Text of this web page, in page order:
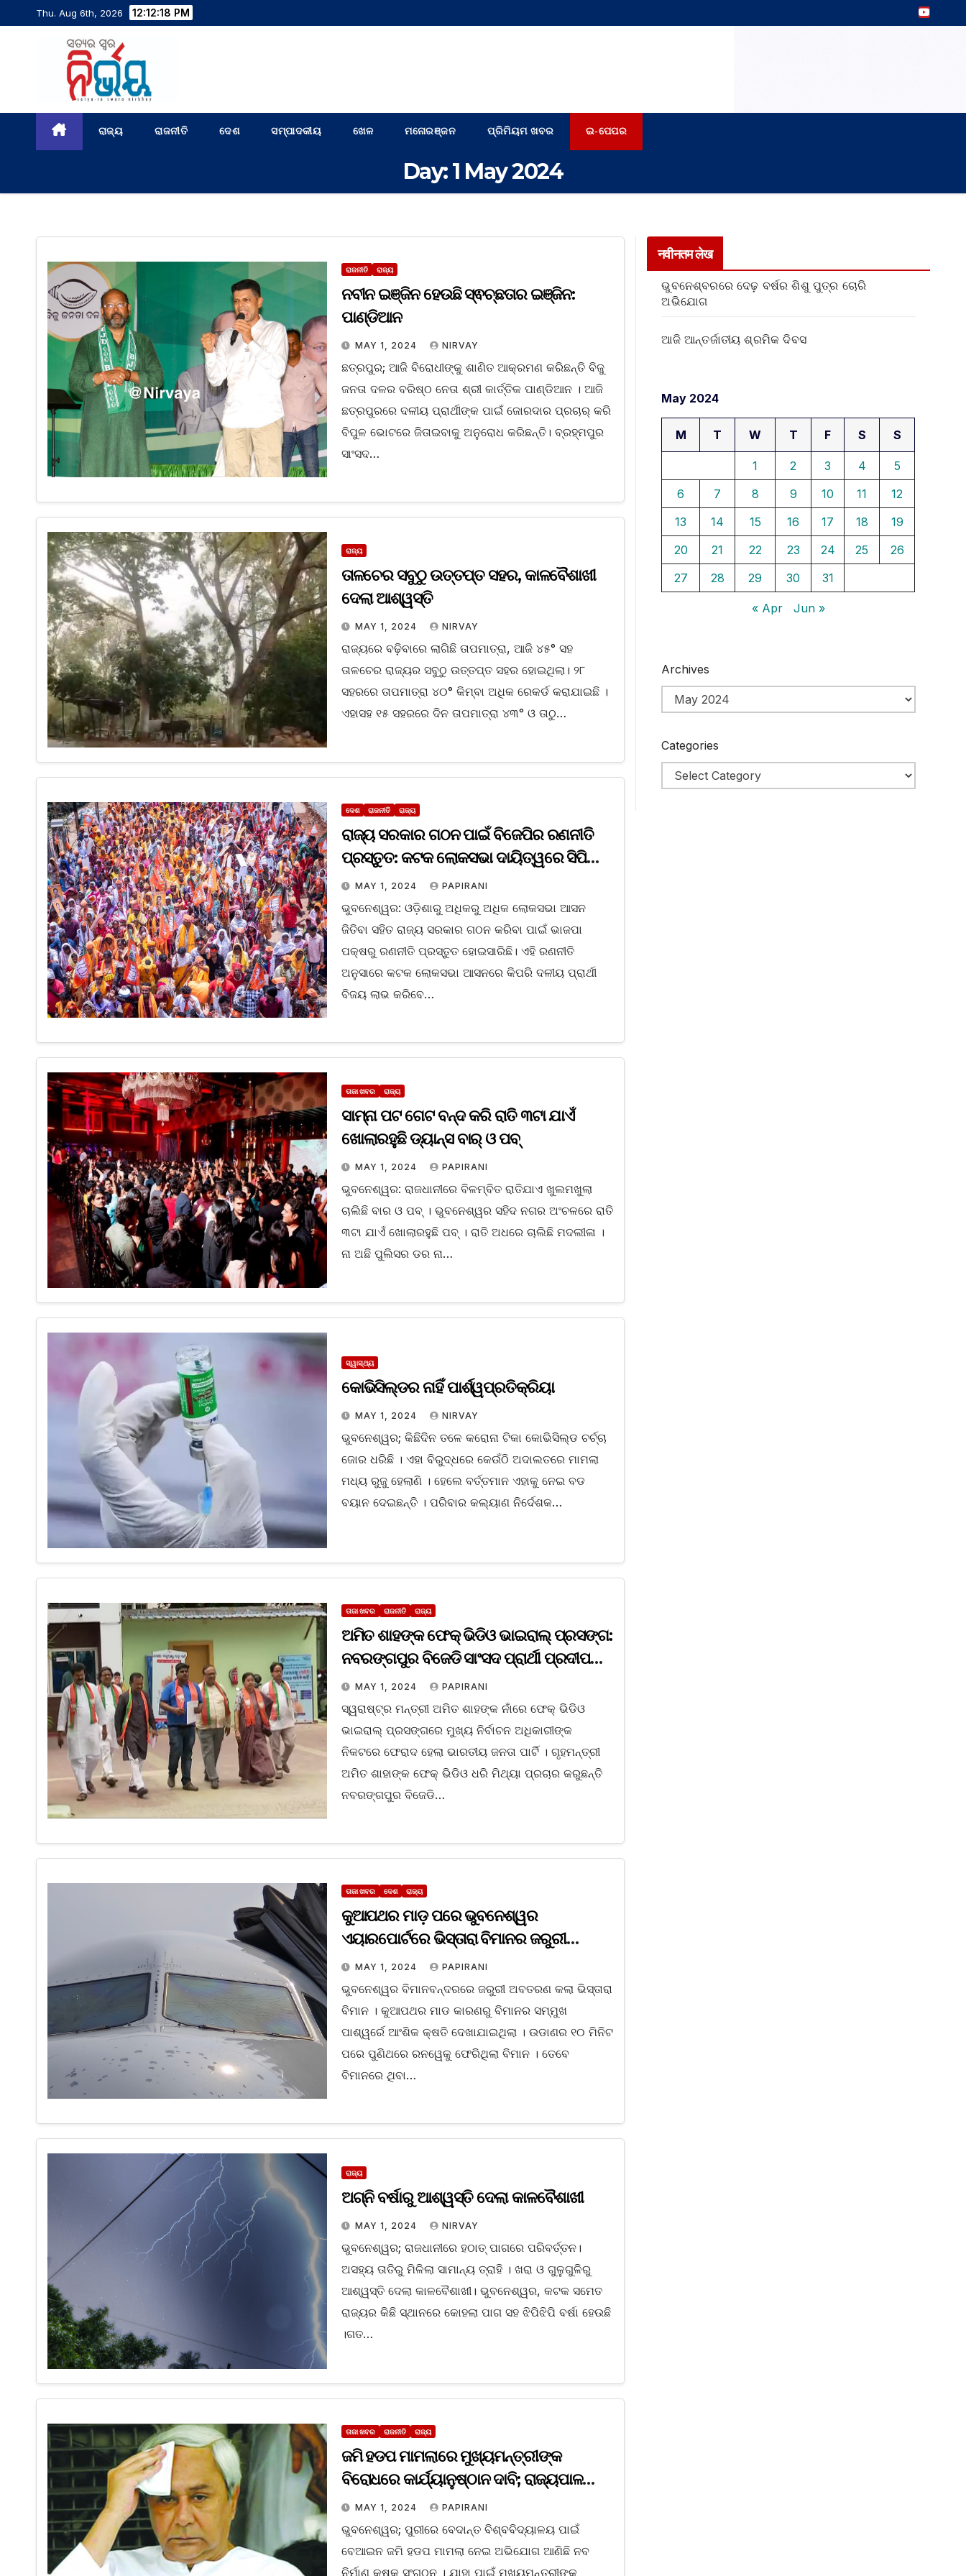
Thu. Aug 6th, 2026 12:12:19 PM
ରାଜ୍ୟ ରାଜନୀତି ଦେଶ ସମ୍ପାଦକୀୟ ଖେଳ ମନୋରଞ୍ଜନ ପ୍ରିମିୟମ ଖବର ଇ-ପେପର
Day:1 May 2024
ରାଜନୀତି ରାଜ୍ୟ
ନବୀନ ଇଞ୍ଜିନ ହେଉଛି ସ୍ଵଚ୍ଛତାର ଇଞ୍ଜିନ:
ପାଣ୍ଡିଆନ
MAY 1, 2024 NIRVAY
ଛତ୍ରପୁର; ଆଜି ବିରୋଧୀଙ୍କୁ ଶାଣିତ ଆକ୍ରମଣ କରିଛନ୍ତି ବିଜୁ
ଜନତା ଦଳର ବରିଷ୍ଠ ନେତା ଶ୍ରୀ କାର୍ତ୍ତିକ ପାଣ୍ଡିଆନ । ଆଜି
ଛତ୍ରପୁରରେ ଦଳୀୟ ପ୍ରାର୍ଥୀଙ୍କ ପାଇଁ ଜୋରଦାର ପ୍ରଚାର୍ କରି
ବିପୁଳ ଭୋଟରେ ଜିତାଇବାକୁ ଅନୁରୋଧ କରିଛନ୍ତି। ବ୍ରହ୍ମପୁର
ସାଂସଦ…
ରାଜ୍ୟ
ତାଳଚେର ସବୁଠୁ ଉତ୍ତପ୍ତ ସହର, କାଳବୈଶାଖୀ
ଦେଲା ଆଶ୍ୱସ୍ତି
MAY 1, 2024 NIRVAY
ରାଜ୍ୟରେ ବଢ଼ିବାରେ ଲାଗିଛି ତାପମାତ୍ରା, ଆଜି ୪୫° ସହ
ତାଳଚେର ରାଜ୍ୟର ସବୁଠୁ ଉତ୍ତପ୍ତ ସହର ହୋଇଥିଲା। ୨୮
ସହରରେ ତାପମାତ୍ରା ୪୦° କିମ୍ବା ଅଧିକ ରେକର୍ଡ କରାଯାଇଛି ।
ଏହାସହ ୧୫ ସହରରେ ଦିନ ତାପମାତ୍ରା ୪୩° ଓ ତାଠୁ…
ଦେଶ ରାଜନୀତି ରାଜ୍ୟ
ରାଜ୍ୟ ସରକାର ଗଠନ ପାଇଁ ବିଜେପିର ରଣନୀତି
ପ୍ରସ୍ତୁତ: କଟକ ଲୋକସଭା ଦାୟିତ୍ୱରେ ସିପି
ଯୋଶୀ, କଳାହାଣ୍ଡିରେ ଦିନେଶ ଯାଦବ
MAY 1, 2024 PAPIRANI
ଭୁବନେଶ୍ୱର: ଓଡ଼ିଶାରୁ ଅଧିକରୁ ଅଧିକ ଲୋକସଭା ଆସନ
ଜିତିବା ସହିତ ରାଜ୍ୟ ସରକାର ଗଠନ କରିବା ପାଇଁ ଭାଜପା
ପକ୍ଷରୁ ରଣନୀତି ପ୍ରସ୍ତୁତ ହୋଇସାରିଛି। ଏହି ରଣନୀତି
ଅନୁସାରେ କଟକ ଲୋକସଭା ଆସନରେ କିପରି ଦଳୀୟ ପ୍ରାର୍ଥୀ
ବିଜୟ ଲାଭ କରିବେ…
ତାଜା ଖବର ରାଜ୍ୟ
ସାମ୍ନା ପଟ ଗେଟ ବନ୍ଦ କରି ରାତି ୩ଟା ଯାଏଁ
ଖୋଲାରହୁଛି ଡ୍ୟାନ୍ସ ବାର୍ ଓ ପବ୍
MAY 1, 2024 PAPIRANI
ଭୁବନେଶ୍ୱର: ରାଜଧାନୀରେ ବିଳମ୍ବିତ ରାତିଯାଏ ଖୁଲମଖୁଲା
ଚାଲିଛି ବାର ଓ ପବ୍ । ଭୁବନେଶ୍ୱର ସହିଦ ନଗର ଅଂଚଳରେ ରାତି
୩ଟା ଯାଏଁ ଖୋଲାରହୁଛି ପବ୍ । ରାତି ଅଧରେ ଚାଲିଛି ମଦଲୀଳା ।
ନା ଅଛି ପୁଲିସର ଡର ନା…
ସ୍ୱାସ୍ଥ୍ୟ
କୋଭିସିଲ୍‌ଡର ନାହିଁ ପାର୍ଶ୍ୱପ୍ରତିକ୍ରିୟା
MAY 1, 2024 NIRVAY
ଭୁବନେଶ୍ୱର; କିଛିଦିନ ତଳେ କରୋନା ଟିକା କୋଭିସିଲ୍‌ଡ ଚର୍ଚ୍ଚା
ଜୋର ଧରିଛି । ଏହା ବିରୁଦ୍ଧରେ କେଉଁଠି ଅଦାଲତରେ ମାମଲା
ମଧ୍ୟ ରୁଜୁ ହେଲାଣି । ହେଲେ ବର୍ତ୍ତମାନ ଏହାକୁ ନେଇ ବଡ
ବୟାନ ଦେଇଛନ୍ତି । ପରିବାର କଲ୍ୟାଣ ନିର୍ଦେଶକ…
ତାଜା ଖବର ରାଜନୀତି ରାଜ୍ୟ
ଅମିତ ଶାହଙ୍କ ଫେକ୍‌ ଭିଡିଓ ଭାଇରାଲ୍ ପ୍ରସଙ୍ଗ:
ନବରଙ୍ଗପୁର ବିଜେଡି ସାଂସଦ ପ୍ରାର୍ଥୀ ପ୍ରଦୀପ
ମାଝିଙ୍କ ଗିରଫ ଦାବିକଲା ବିଜେପି
MAY 1, 2024 PAPIRANI
ସ୍ୱରାଷ୍ଟ୍ର ମନ୍ତ୍ରୀ ଅମିତ ଶାହଙ୍କ ନାଁରେ ଫେକ୍‌ ଭିଡିଓ
ଭାଇରାଲ୍ ପ୍ରସଙ୍ଗରେ ମୁଖ୍ୟ ନିର୍ବାଚନ ଅଧିକାରୀଙ୍କ
ନିକଟରେ ଫେରାଦ ହେଲା ଭାରତୀୟ ଜନତା ପାର୍ଟି । ଗୃହମନ୍ତ୍ରୀ
ଅମିତ ଶାହାଙ୍କ ଫେକ୍ ଭିଡିଓ ଧରି ମିଥ୍ୟା ପ୍ରଚାର କରୁଛନ୍ତି
ନବରଙ୍ଗପୁର ବିଜେଡି…
ତାଜା ଖବର ଦେଶ ରାଜ୍ୟ
କୁଆପଥର ମାଡ଼ ପରେ ଭୁବନେଶ୍ୱର
ଏୟାରପୋର୍ଟରେ ଭିସ୍ତାରା ବିମାନର ଜରୁରୀ
ଅବତରଣ
MAY 1, 2024 PAPIRANI
ଭୁବନେଶ୍ୱର ବିମାନବନ୍ଦରରେ ଜରୁରୀ ଅବତରଣ କଲା ଭିସ୍ତାରା
ବିମାନ । କୁଆପଥର ମାଡ କାରଣରୁ ବିମାନର ସମ୍ମୁଖ
ପାଶ୍ୱର୍ରେ ଆଂଶିକ କ୍ଷତି ଦେଖାଯାଇଥିଲା । ଉଡାଣର ୧୦ ମିନିଟ
ପରେ ପୁଣିଥରେ ରନୱେକୁ ଫେରିଥିଲା ବିମାନ । ତେବେ
ବିମାନରେ ଥିବା…
ରାଜ୍ୟ
ଅଗ୍ନି ବର୍ଷାରୁ ଆଶ୍ୱସ୍ତି ଦେଲା କାଳବୈଶାଖୀ
MAY 1, 2024 NIRVAY
ଭୁବନେଶ୍ୱର; ରାଜଧାନୀରେ ହଠାତ୍ ପାଗରେ ପରିବର୍ତ୍ତନ।
ଅସହ୍ୟ ତାତିରୁ ମିଳିଲା ସାମାନ୍ୟ ତ୍ରାହି । ଖରା ଓ ଗୁଳୁଗୁଳିରୁ
ଆଶ୍ୱସ୍ତି ଦେଲା କାଳବୈଶାଖୀ। ଭୁବନେଶ୍ୱର, କଟକ ସମେତ
ରାଜ୍ୟର କିଛି ସ୍ଥାନରେ କୋହଲା ପାଗ ସହ ଝିପିଝିପି ବର୍ଷା ହେଉଛି
।ଗତ…
ତାଜା ଖବର ରାଜନୀତି ରାଜ୍ୟ
ଜମି ହଡପ ମାମଲାରେ ମୁଖ୍ୟମନ୍ତ୍ରୀଙ୍କ
ବିରୋଧରେ କାର୍ଯ୍ୟାନୁଷ୍ଠାନ ଦାବି; ରାଜ୍ୟପାଳ
ଅନୁମତି ଦେବେ କି ?
MAY 1, 2024 PAPIRANI
ଭୁବନେଶ୍ୱର; ପୁରୀରେ ବେଦାନ୍ତ ବିଶ୍ବବିଦ୍ୟାଳୟ ପାଇଁ
ବେଆଇନ ଜମି ହଡପ ମାମଲା ନେଇ ଅଭିଯୋଗ ଆଣିଛି ନବ
ନିର୍ମାଣ କୃଷକ ସଂଗଠନ । ଯାହା ପାଇଁ ମୁଖ୍ୟମନ୍ତ୍ରୀଙ୍କ
नवीनतम लेख
ଭୁବନେଶ୍ବରରେ ଦେଢ଼ ବର୍ଷର ଶିଶୁ ପୁତ୍ର ଚୋରି
ଅଭିଯୋଗ
ଆଜି ଆନ୍ତର୍ଜାତୀୟ ଶ୍ରମିକ ଦିବସ
May 2024
M T W T F S S
1 2 3 4
5
6
7 8 9 10 11
12
13
14 15 16 17 18
19
20
21 22 23 24 25
26
27
28 29 30 31
« Apr Jun »
Archives
Categories